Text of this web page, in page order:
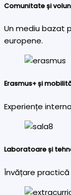
Comunitate și
Un mediu bazat
europene.
Erasmus+ și
Experiențe
Laboratoare și
Învățare